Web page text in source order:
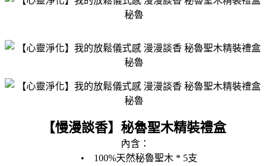
【慢漫談香】秘魯聖木精裝禮盒
內含：
• 100%天然秘魯聖木 * 5支